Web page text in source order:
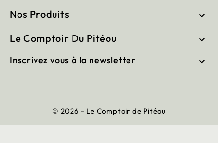
Nos Produits 
Le Comptoir Du Pitéou 
Inscrivez vous à la newsletter 
© 2026 - Le Comptoir de Pitéou